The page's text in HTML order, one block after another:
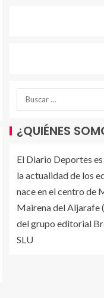
¿QUIÉNES
El Diario Deportes
la actualidad de los
nace en el centro de
Mairena del Aljarafe
del grupo editorial
SLU